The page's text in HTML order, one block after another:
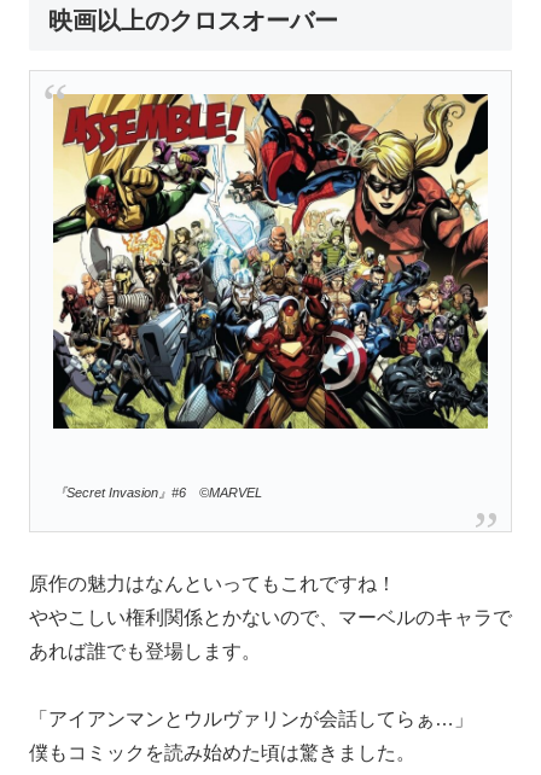
映画以上のクロスオーバー
『Secret Invasion』#6 ©MARVEL
原作の魅力はなんといってもこれですね！
ややこしい権利関係とかないので、マーベルのキャラで
あれば誰でも登場します。
「アイアンマンとウルヴァリンが会話してらぁ…」
僕もコミックを読み始めた頃は驚きました。